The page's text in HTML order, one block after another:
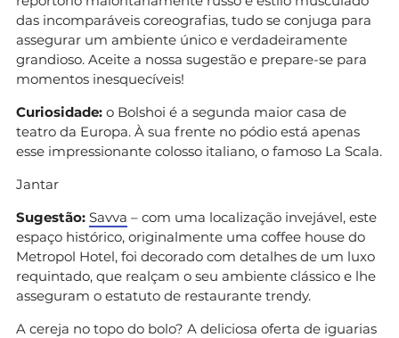
das incomparáveis coreografias, tudo se conjuga para
assegurar um ambiente único e verdadeiramente
grandioso. Aceite a nossa sugestão e prepare-se para
momentos inesquecíveis!
Curiosidade: o Bolshoi é a segunda maior casa de
teatro da Europa. À sua frente no pódio está apenas
esse impressionante colosso italiano, o famoso La Scala.
Jantar
Sugestão: Savva – com uma localização invejável, este
espaço histórico, originalmente uma coffee house do
Metropol Hotel, foi decorado com detalhes de um luxo
requintado, que realçam o seu ambiente clássico e lhe
asseguram o estatuto de restaurante trendy.
A cereja no topo do bolo? A deliciosa oferta de iguarias